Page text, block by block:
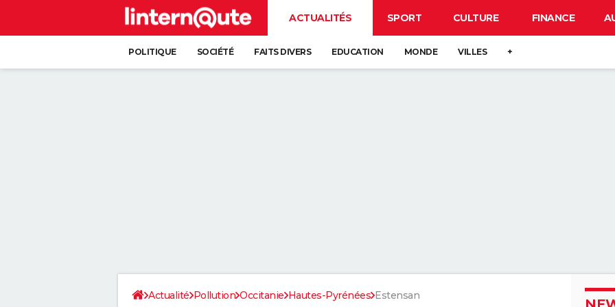
ACTUALITÉS SPORT CULTURE FINANCE
POLITIQUE SOCIÉTÉ FAITS DIVERS EDUCATION MONDE VILLES +
Actualité Pollution Occitanie Hautes-Pyrénées Estensan